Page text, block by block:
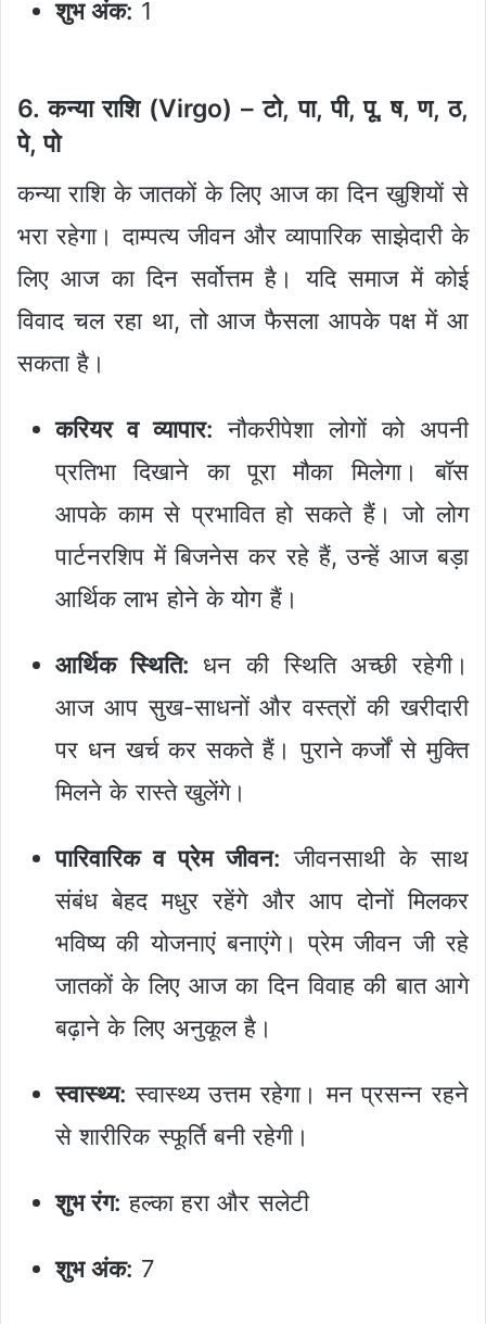
शुभ अंक: 1
6. कन्या राशि (Virgo) – टो, पा, पी, पू, ष, ण, ठ,
पे, पो
कन्या राशि के जातकों के लिए आज का दिन खुशियों से
भरा रहेगा। दाम्पत्य जीवन और व्यापारिक साझेदारी के
लिए आज का दिन सर्वोत्तम है। यदि समाज में कोई
विवाद चल रहा था, तो आज फैसला आपके पक्ष में आ
सकता है।
करियर व व्यापार: नौकरीपेशा लोगों को अपनी
प्रतिभा दिखाने का पूरा मौका मिलेगा। बॉस
आपके काम से प्रभावित हो सकते हैं। जो लोग
पार्टनरशिप में बिजनेस कर रहे हैं, उन्हें आज बड़ा
आर्थिक लाभ होने के योग हैं।
आर्थिक स्थिति: धन की स्थिति अच्छी रहेगी।
आज आप सुख-साधनों और वस्त्रों की खरीदारी
पर धन खर्च कर सकते हैं। पुराने कर्जों से मुक्ति
मिलने के रास्ते खुलेंगे।
पारिवारिक व प्रेम जीवन: जीवनसाथी के साथ
संबंध बेहद मधुर रहेंगे और आप दोनों मिलकर
भविष्य की योजनाएं बनाएंगे। प्रेम जीवन जी रहे
जातकों के लिए आज का दिन विवाह की बात आगे
बढ़ाने के लिए अनुकूल है।
स्वास्थ्य: स्वास्थ्य उत्तम रहेगा। मन प्रसन्न रहने
से शारीरिक स्फूर्ति बनी रहेगी।
शुभ रंग: हल्का हरा और सलेटी
शुभ अंक: 7